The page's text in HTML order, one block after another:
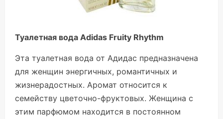
Туалетная вода Adidas Fruity Rhythm
Эта туалетная вода от Адидас предназначена
для женщин энергичных, романтичных и
жизнерадостных. Аромат относится к
семейству цветочно-фруктовых. Женщина с
этим парфюмом находится в постоянном